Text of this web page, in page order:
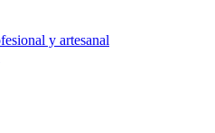
y artesanal